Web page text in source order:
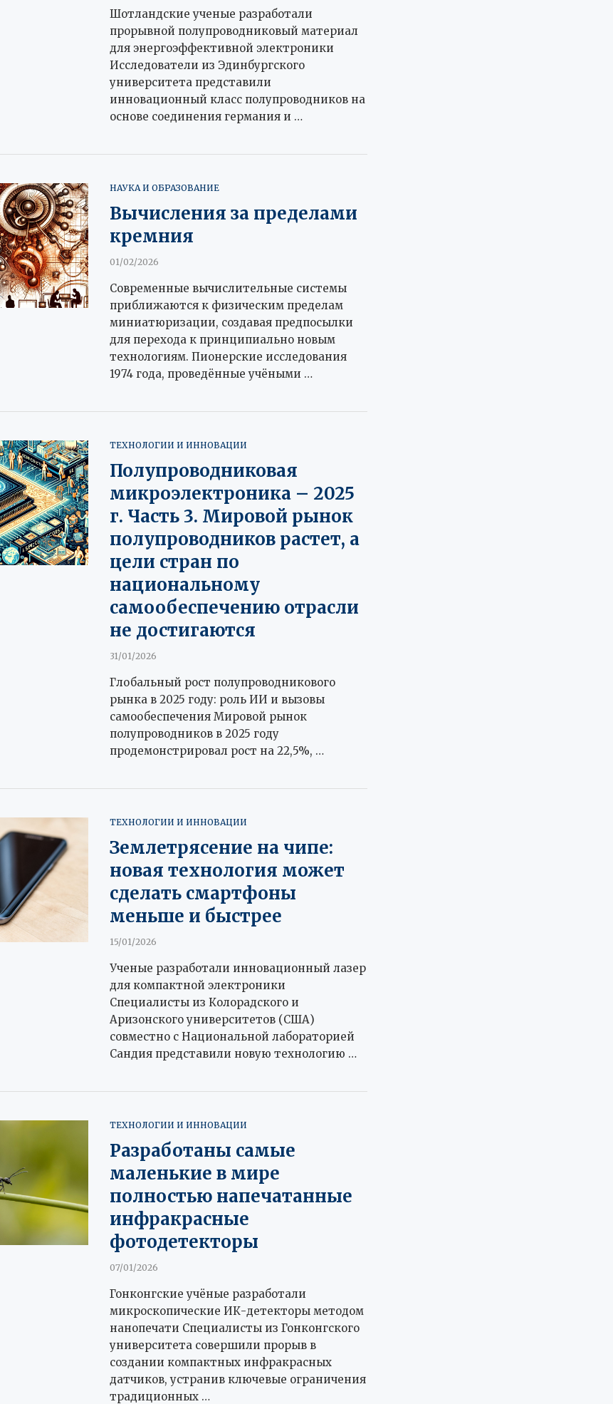
Шотландские ученые разработали
прорывной полупроводниковый материал
для энергоэффективной электроники
Исследователи из Эдинбургского
университета представили
инновационный класс полупроводников на
основе соединения германия и …
НАУКА И ОБРАЗОВАНИЕ
Вычисления за пределами
кремния
01/02/2026
Современные вычислительные системы
приближаются к физическим пределам
миниатюризации, создавая предпосылки
для перехода к принципиально новым
технологиям. Пионерские исследования
1974 года, проведённые учёными …
ТЕХНОЛОГИИ И ИННОВАЦИИ
Полупроводниковая
микроэлектроника – 2025
г. Часть 3. Мировой рынок
полупроводников растет, а
цели стран по
национальному
самообеспечению отрасли
не достигаются
31/01/2026
Глобальный рост полупроводникового
рынка в 2025 году: роль ИИ и вызовы
самообеспечения Мировой рынок
полупроводников в 2025 году
продемонстрировал рост на 22,5%, …
ТЕХНОЛОГИИ И ИННОВАЦИИ
Землетрясение на чипе:
новая технология может
сделать смартфоны
меньше и быстрее
15/01/2026
Ученые разработали инновационный лазер
для компактной электроники
Специалисты из Колорадского и
Аризонского университетов (США)
совместно с Национальной лабораторией
Сандия представили новую технологию …
ТЕХНОЛОГИИ И ИННОВАЦИИ
Разработаны самые
маленькие в мире
полностью напечатанные
инфракрасные
фотодетекторы
07/01/2026
Гонконгские учёные разработали
микроскопические ИК-детекторы методом
нанопечати Специалисты из Гонконгского
университета совершили прорыв в
создании компактных инфракрасных
датчиков, устранив ключевые ограничения
традиционных …